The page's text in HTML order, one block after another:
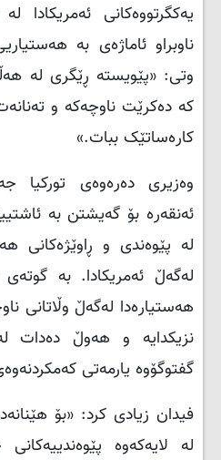
یەکگرتووەکانی ئەمریکادا
ناوبراو ئاماژەی بە
وتی: «پێویستە ڕێگری لە
کە دەکرێت ناوچەکە و
کارەساتێک ببات.»
وەزیری دەرەوەی تورکیا
ئەنقەرە بۆ گەیشتن بە
لە پێوەندی و ڕاوێژەکانی
لەگەڵ ئەمریکادا. بە گوتەی
هەستیارەدا لەگەڵ وڵاتانی
نزیکدایە و هەوڵ دەدات
گفتوگۆوە یارمەتی
فیدان زیادی کرد: «بۆ
لە لایەکەوە